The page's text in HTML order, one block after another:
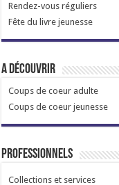
Rendez-vous réguliers
Fête du livre jeunesse
A découvrir
Coups de coeur adulte
Coups de coeur jeunesse
Professionnels
Collections et services